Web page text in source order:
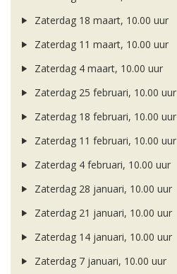
Zaterdag 18 maart, 10.00 uur
Zaterdag 11 maart, 10.00 uur
Zaterdag 4 maart, 10.00 uur
Zaterdag 25 februari, 10.00 uur
Zaterdag 18 februari, 10.00 uur
Zaterdag 11 februari, 10.00 uur
Zaterdag 4 februari, 10.00 uur
Zaterdag 28 januari, 10.00 uur
Zaterdag 21 januari, 10.00 uur
Zaterdag 14 januari, 10.00 uur
Zaterdag 7 januari, 10.00 uur